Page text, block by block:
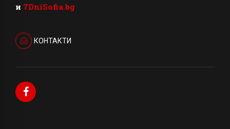
и 7DniSofia.bg
КОНТАКТИ